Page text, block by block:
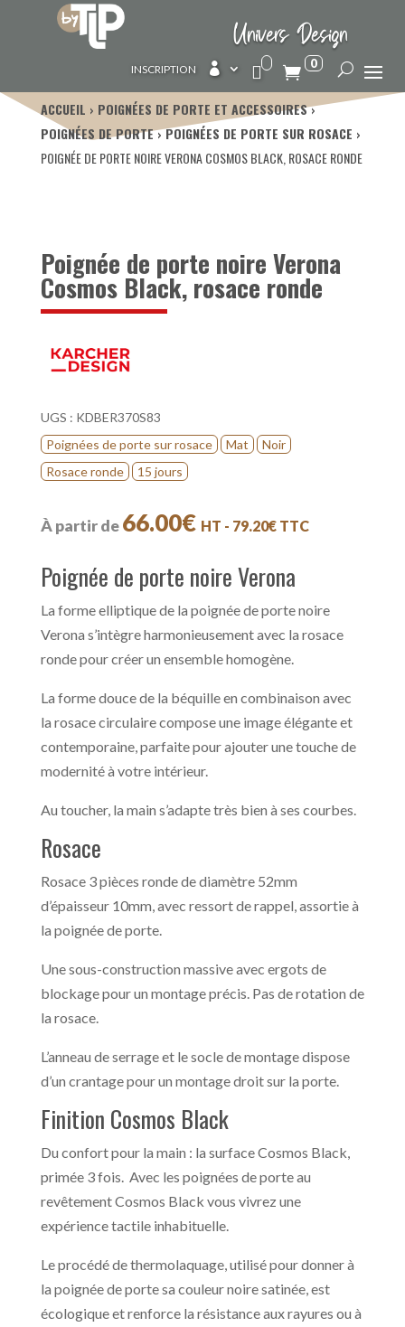
Univers Design
INSCRIPTION  0
ACCUEIL
POIGNÉES DE PORTE ET ACCESSOIRES
POIGNÉES DE PORTE
POIGNÉES DE PORTE SUR ROSACE
POIGNÉE DE PORTE NOIRE VERONA COSMOS BLACK, ROSACE RONDE
Poignée de porte noire Verona
Cosmos Black, rosace ronde
UGS : KDBER370S83
Poignées de porte sur rosace
Mat
Noir
Rosace ronde
15 jours
À partir de66.00€ HT - 79.20€TTC
Poignée de porte noire Verona
La forme elliptique de la poignée de porte noire
Verona s’intègre harmonieusement avec la rosace
ronde pour créer un ensemble homogène.
La forme douce de la béquille en combinaison avec
la rosace circulaire compose une image élégante et
contemporaine, parfaite pour ajouter une touche de
modernité à votre intérieur.
Au toucher, la main s’adapte très bien à ses courbes.
Rosace
Rosace 3 pièces ronde de diamètre 52mm
d’épaisseur 10mm, avec ressort de rappel, assortie à
la poignée de porte.
Une sous-construction massive avec ergots de
blockage pour un montage précis. Pas de rotation de
la rosace.
L’anneau de serrage et le socle de montage dispose
d’un crantage pour un montage droit sur la porte.
Finition Cosmos Black
Du confort pour la main : la surface Cosmos Black,
primée 3 fois. Avec les poignées de porte au
revêtement Cosmos Black vous vivrez une
expérience tactile inhabituelle.
Le procédé de thermolaquage, utilisé pour donner à
la poignée de porte sa couleur noire satinée, est
écologique et renforce la résistance aux rayures ou à